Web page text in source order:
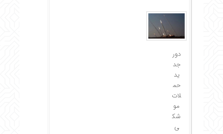
دور
جد
ید
حم
لات
مو
شک
ی